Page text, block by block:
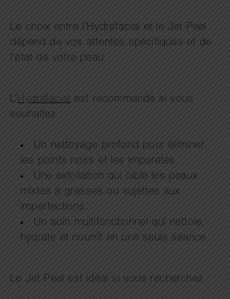
Le choix entre l’Hydrafacial et le Jet Peel
dépend de vos attentes spécifiques et de
l’état de votre peau.
L’ Hydrafacial est recommandé si vous
souhaitez :
Un nettoyage profond pour éliminer
les points noirs et les impuretés.
Une exfoliation qui cible les peaux
mixtes à grasses ou sujettes aux
imperfections.
Un soin multifonctionnel qui nettoie,
hydrate et nourrit en une seule séance.
Le Jet Peel est idéal si vous recherchez :